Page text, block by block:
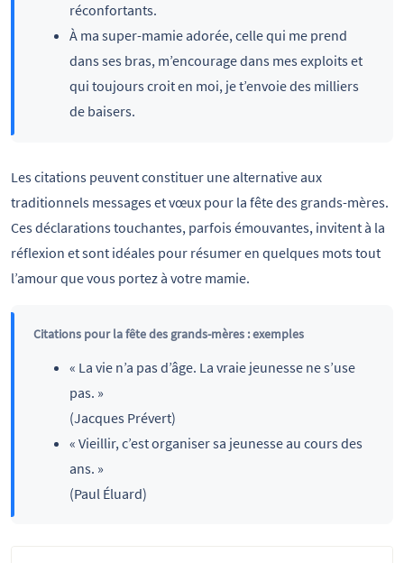
réconfortants.
À ma super-mamie adorée, celle qui me prend
dans ses bras, m’encourage dans mes exploits et
qui toujours croit en moi, je t’envoie des milliers
de baisers.
Les citations peuvent constituer une alternative aux
traditionnels messages et vœux pour la fête des grands-mères.
Ces déclarations touchantes, parfois émouvantes, invitent à la
réflexion et sont idéales pour résumer en quelques mots tout
l’amour que vous portez à votre mamie.
Citations pour la fête des grands-mères : exemples
« La vie n’a pas d’âge. La vraie jeunesse ne s’use
pas. »
(Jacques Prévert)
« Vieillir, c’est organiser sa jeunesse au cours des
ans. »
(Paul Éluard)